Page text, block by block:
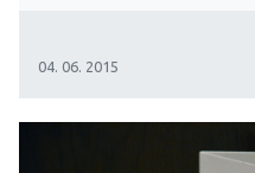
04. 06. 2015